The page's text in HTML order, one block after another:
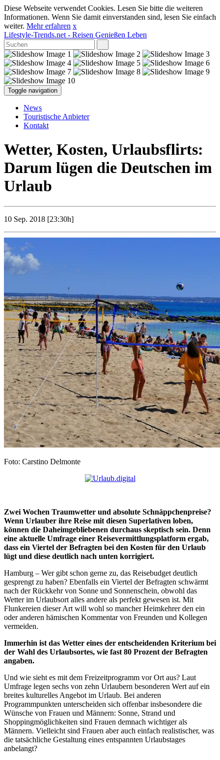
Diese Webseite verwendet Cookies. Lesen Sie bitte die weiteren
Informationen. Wenn Sie damit einverstanden sind, lesen Sie einfach
weiter. Mehr erfahren x
Lifestyle-Trends.net - Reisen Genießen Leben
Toggle navigation
News
Touristische Anbieter
Kontakt
Wetter, Kosten, Urlaubsflirts:
Darum lügen die Deutschen im
Urlaub
10 Sep. 2018 [23:30h]
Foto: Carstino Delmonte
Zwei Wochen Traumwetter und absolute Schnäppchenpreise?
Wenn Urlauber ihre Reise mit diesen Superlativen loben,
können die Daheimgebliebenen durchaus skeptisch sein. Denn
eine aktuelle Umfrage einer Reisevermittlungsplatform ergab,
dass ein Viertel der Befragten bei den Kosten für den Urlaub
lügt und diese deutlich nach unten korrigiert.
Hamburg – Wer gibt schon gerne zu, das Reisebudget deutlich
gesprengt zu haben? Ebenfalls ein Viertel der Befragten schwärmt
nach der Rückkehr von Sonne und Sonnenschein, obwohl das
Wetter im Urlaubsort alles andere als perfekt gewesen ist. Mit
Flunkereien dieser Art will wohl so mancher Heimkehrer den ein
oder anderen hämischen Kommentar von Freunden und Kollegen
vermeiden.
Immerhin ist das Wetter eines der entscheidenden Kriterium bei
der Wahl des Urlaubsortes, wie fast 80 Prozent der Befragten
angaben.
Und wie sieht es mit dem Freizeitprogramm vor Ort aus? Laut
Umfrage legen sechs von zehn Urlaubern besonderen Wert auf ein
breites kulturelles Angebot im Urlaub. Bei anderen
Programmpunkten unterscheiden sich offenbar insbesondere die
Wünsche von Frauen und Männern: Sonne, Strand und
Shoppingmöglichkeiten sind Frauen demnach wichtiger als
Männern. Vielleicht sind Frauen aber auch einfach realistischer, was
die tatsächliche Gestaltung eines entspannten Urlaubstages
anbelangt?